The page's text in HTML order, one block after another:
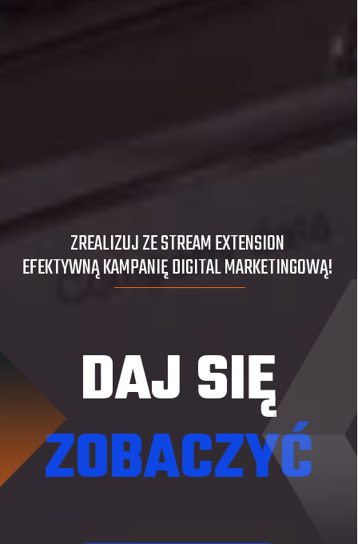
ZREALIZUJ ZE STREAM EXTENSION
EFEKTYWNĄ KAMPANIĘ DIGITAL MARKETINGOWĄ!
DAJ SIĘ
ZOBACZYĆ